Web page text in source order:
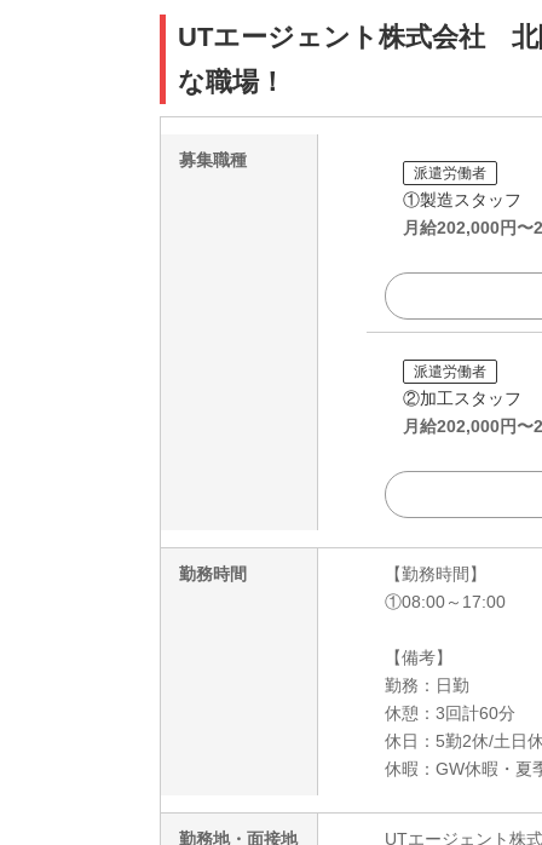
UTエージェント株式会社 北
な職場！
募集職種
派遣労働者
①製造スタッフ
月給202,000円〜
派遣労働者
②加工スタッフ
月給202,000円〜
勤務時間
【勤務時間】
①08:00～17:00
【備考】
勤務：日勤
休憩：3回計60分
休日：5勤2休/土日
休暇：GW休暇・夏
勤務地・面接地 UTエージェント株